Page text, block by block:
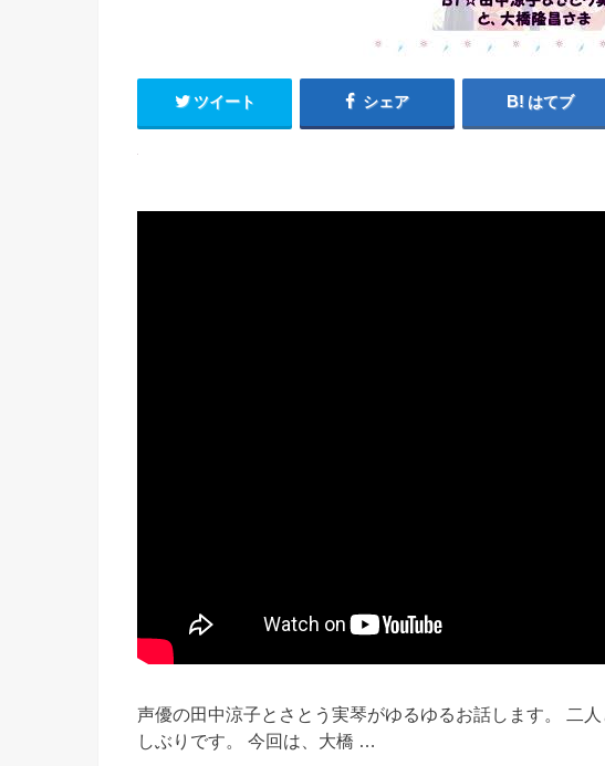
ツイート シェア はてブ
声優の田中涼子とさとう実琴がゆるゆるお話します。 二
しぶりです。 今回は、大橋 …